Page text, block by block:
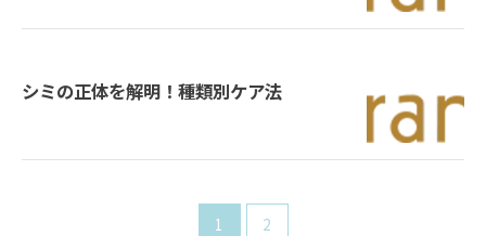
シミの正体を解明！種類別ケア法
1 2